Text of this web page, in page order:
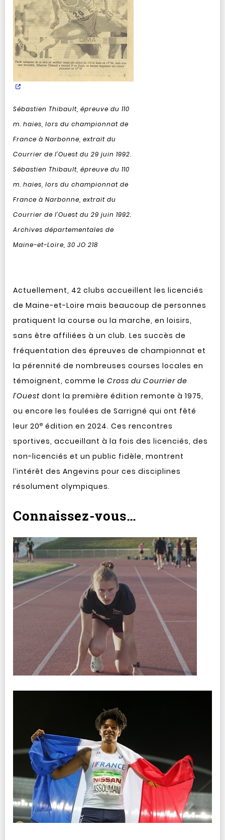
Sébastien Thibault, épreuve du 110
m. haies, lors du championnat de
France à Narbonne, extrait du
Courrier de l’Ouest du 29 juin 1992.
Sébastien Thibault, épreuve du 110
m. haies, lors du championnat de
France à Narbonne, extrait du
Courrier de l’Ouest du 29 juin 1992.
Archives départementales de
Maine-et-Loire, 30 JO 218
Actuellement, 42 clubs accueillent les licenciés
de Maine-et-Loire mais beaucoup de personnes
pratiquent la course ou la marche, en loisirs,
sans être affiliées à un club. Les succès de
fréquentation des épreuves de championnat et
la pérennité de nombreuses courses locales en
témoignent, comme le Cross du Courrier de
l’Ouestdont la première édition remonte à 1975,
ou encore les foulées de Sarrigné qui ont fêté
leur 20e édition en 2024. Ces rencontres
sportives, accueillant à la fois des licenciés, des
non-licenciés et un public fidèle, montrent
l’intérêt des Angevins pour ces disciplines
résolument olympiques.
Connaissez-vous…